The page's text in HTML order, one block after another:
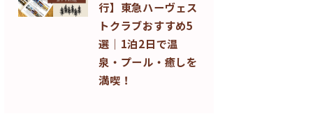
行】東急ハーヴェス
トクラブおすすめ5
選｜1泊2日で温
泉・プール・癒しを
満喫！